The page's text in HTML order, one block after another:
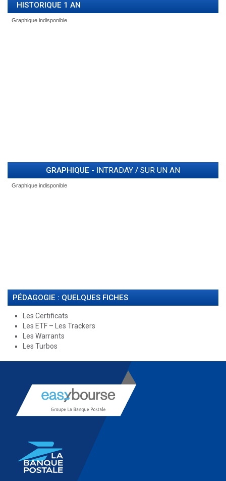
HISTORIQUE 1 AN
GRAPHIQUE - INTRADAY / SUR UN AN
PÉDAGOGIE : QUELQUES FICHES
Les Certificats
Les ETF – Les Trackers
Les Warrants
Les Turbos